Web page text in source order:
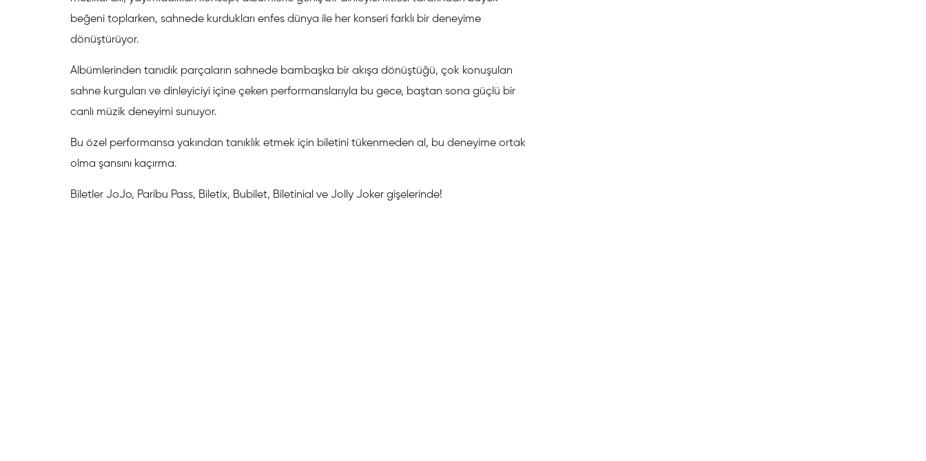
beğeni toplarken, sahnede kurdukları enfes dünya ile her konseri farklı bir deneyime
dönüştürüyor.
Albümlerinden tanıdık parçaların sahnede bambaşka bir akışa dönüştüğü, çok konuşulan
sahne kurguları ve dinleyiciyi içine çeken performanslarıyla bu gece, baştan sona güçlü bir
canlı müzik deneyimi sunuyor.
Bu özel performansa yakından tanıklık etmek için biletini tükenmeden al, bu deneyime ortak
olma şansını kaçırma.
Biletler JoJo, Paribu Pass, Biletix, Bubilet, Biletinial ve Jolly Joker gişelerinde!